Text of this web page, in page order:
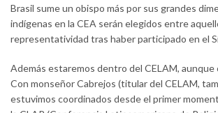
Brasil sume un obispo más por sus grandes
indígenas en la CEA serán elegidos entre
representatividad tras haber participado en el
Además estaremos dentro del CELAM, aunque
Con monseñor Cabrejos (titular del CELAM,
estuvimos coordinados desde el primer